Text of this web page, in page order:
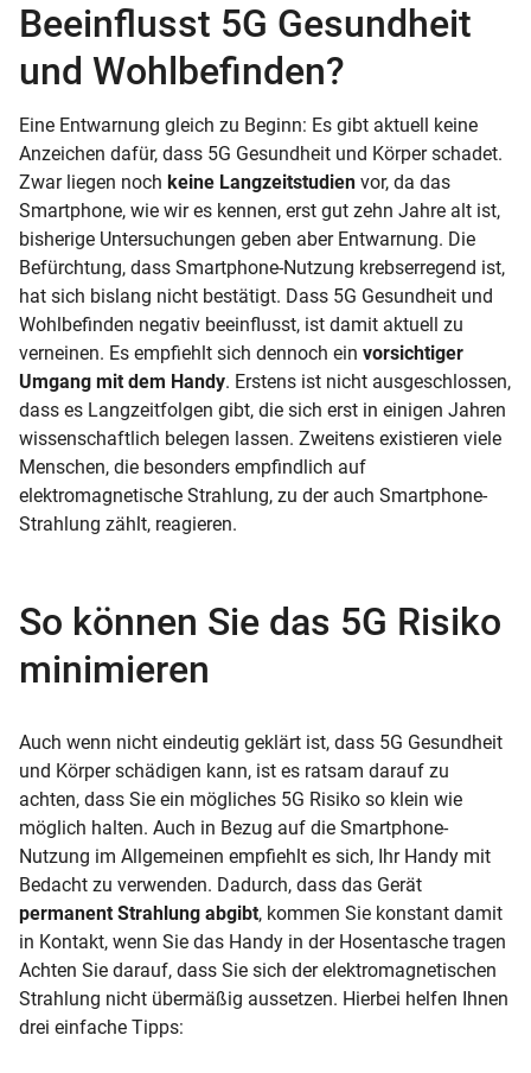
Beeinflusst 5G Gesundheit
und Wohlbefinden?
Eine Entwarnung gleich zu Beginn: Es gibt aktuell keine
Anzeichen dafür, dass 5G Gesundheit und Körper schadet.
Zwar liegen noch keine Langzeitstudien vor, da das
Smartphone, wie wir es kennen, erst gut zehn Jahre alt ist,
bisherige Untersuchungen geben aber Entwarnung. Die
Befürchtung, dass Smartphone-Nutzung krebserregend ist,
hat sich bislang nicht bestätigt. Dass 5G Gesundheit und
Wohlbefinden negativ beeinflusst, ist damit aktuell zu
verneinen. Es empfiehlt sich dennoch ein vorsichtiger
Umgang mit dem Handy. Erstens ist nicht ausgeschlossen,
dass es Langzeitfolgen gibt, die sich erst in einigen Jahren
wissenschaftlich belegen lassen. Zweitens existieren viele
Menschen, die besonders empfindlich auf
elektromagnetische Strahlung, zu der auch Smartphone-
Strahlung zählt, reagieren.
So können Sie das 5G Risiko
minimieren
Auch wenn nicht eindeutig geklärt ist, dass 5G Gesundheit
und Körper schädigen kann, ist es ratsam darauf zu
achten, dass Sie ein mögliches 5G Risiko so klein wie
möglich halten. Auch in Bezug auf die Smartphone-
Nutzung im Allgemeinen empfiehlt es sich, Ihr Handy mit
Bedacht zu verwenden. Dadurch, dass das Gerät
permanent Strahlung abgibt, kommen Sie konstant damit
in Kontakt, wenn Sie das Handy in der Hosentasche tragen
Achten Sie darauf, dass Sie sich der elektromagnetischen
Strahlung nicht übermäßig aussetzen. Hierbei helfen Ihnen
drei einfache Tipps: